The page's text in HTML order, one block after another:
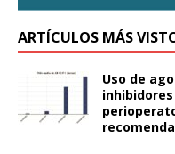
ARTÍCULOS MÁS
Uso de